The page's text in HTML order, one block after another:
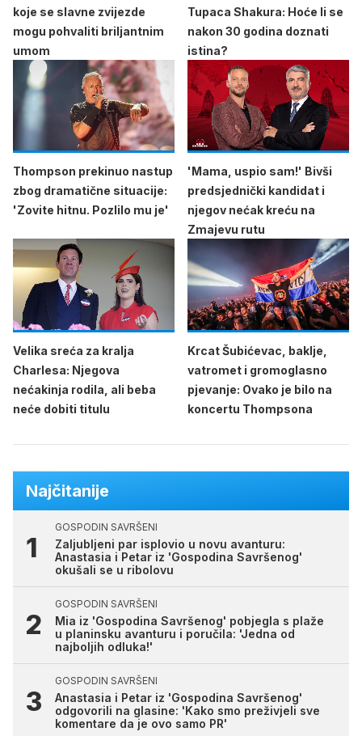
koje se slavne zvijezde
mogu pohvaliti briljantnim
umom
Tupaca Shakura: Hoće li se
nakon 30 godina doznati
istina?
Thompson prekinuo nastup
zbog dramatične situacije:
'Zovite hitnu. Pozlilo mu je'
'Mama, uspio sam!' Bivši
predsjednički kandidat i
njegov nećak kreću na
Zmajevu rutu
Velika sreća za kralja
Charlesa: Njegova
nećakinja rodila, ali beba
neće dobiti titulu
Krcat Šubićevac, baklje,
vatromet i gromoglasno
pjevanje: Ovako je bilo na
koncertu Thompsona
Najčitanije
GOSPODIN SAVRŠENI
Zaljubljeni par isplovio u novu avanturu:
Anastasia i Petar iz 'Gospodina Savršenog'
okušali se u ribolovu
GOSPODIN SAVRŠENI
Mia iz 'Gospodina Savršenog' pobjegla s plaže
u planinsku avanturu i poručila: 'Jedna od
najboljih odluka!'
GOSPODIN SAVRŠENI
Anastasia i Petar iz 'Gospodina Savršenog'
odgovorili na glasine: 'Kako smo preživjeli sve
komentare da je ovo samo PR'